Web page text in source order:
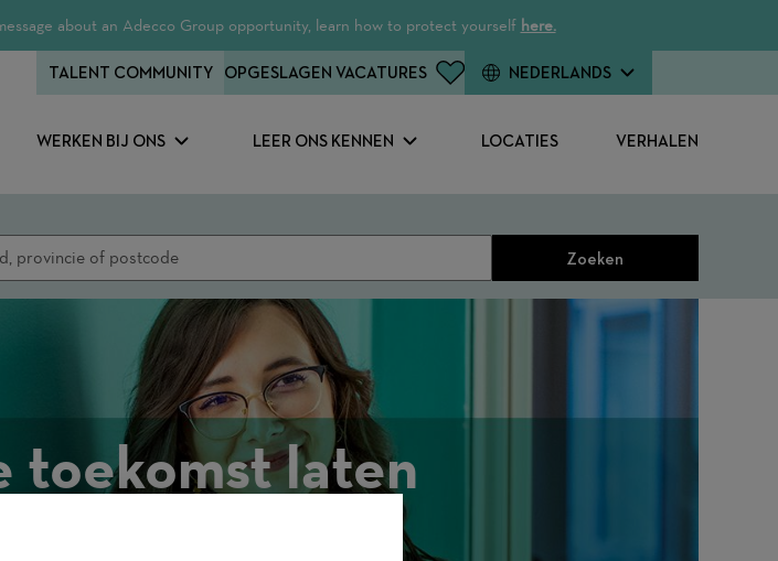
about an Adecco Group opportunity, learn how to protect yourself here.
WERKEN BIJ ONS LEER ONS KENNEN LOCATIES VERHALEN
TALENT COMMUNITY OPGESLAGEN VACATURES NEDERLANDS
Zoeken
toekomst laten